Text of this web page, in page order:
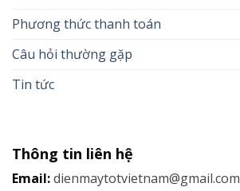
Phương thức thanh toán
Câu hỏi thường gặp
Tin tức
Thông tin liên hệ
Email:dienmaytotvietnam@gmail.com